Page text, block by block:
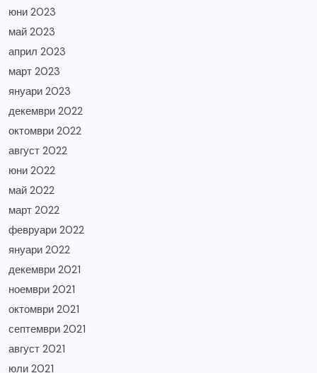
юни 2023
май 2023
април 2023
март 2023
януари 2023
декември 2022
октомври 2022
август 2022
юни 2022
май 2022
март 2022
февруари 2022
януари 2022
декември 2021
ноември 2021
октомври 2021
септември 2021
август 2021
юли 2021